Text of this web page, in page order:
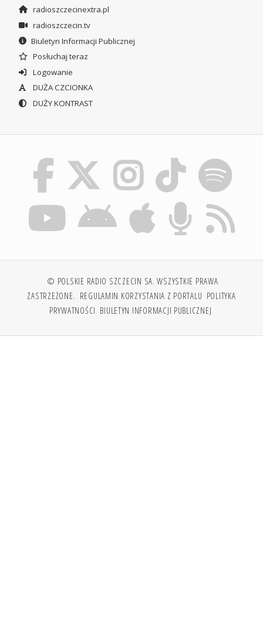
radioszczecinextra.pl
radioszczecin.tv
Biuletyn Informacji Publicznej
Posłuchaj teraz
Logowanie
DUŻA CZCIONKA
DUŻY KONTRAST
© POLSKIE RADIO SZCZECIN SA. WSZYSTKIE PRAWA
ZASTRZEŻONE. REGULAMIN KORZYSTANIA Z PORTALU POLITYKA
PRYWATNOŚCI BIULETYN INFORMACJI PUBLICZNEJ